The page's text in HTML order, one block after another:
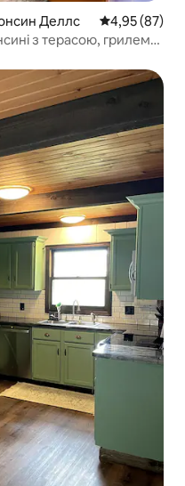
Деллс Середня
4,95 (87)
з терасою, грилем